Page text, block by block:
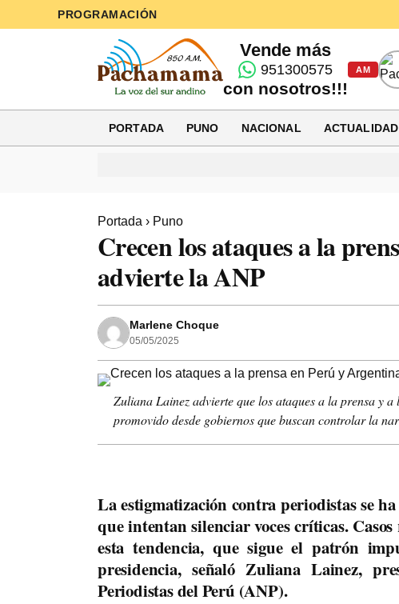
PROGRAMACIÓN
Vende más
951300575
con nosotros!!!
AM
PORTADA PUNO NACIONAL ACTUALIDAD
Portada › Puno
Crecen los ataques a la
advierte la ANP
Marlene Choque
05/05/2025
Zuliana Lainez advierte que los ataques a la prensa y
promovido desde gobiernos que buscan controlar la
La estigmatización contra periodistas se
que intentan silenciar voces críticas.
esta tendencia, que sigue el patrón
presidencia, señaló Zuliana Lainez,
Periodistas del Perú (ANP).